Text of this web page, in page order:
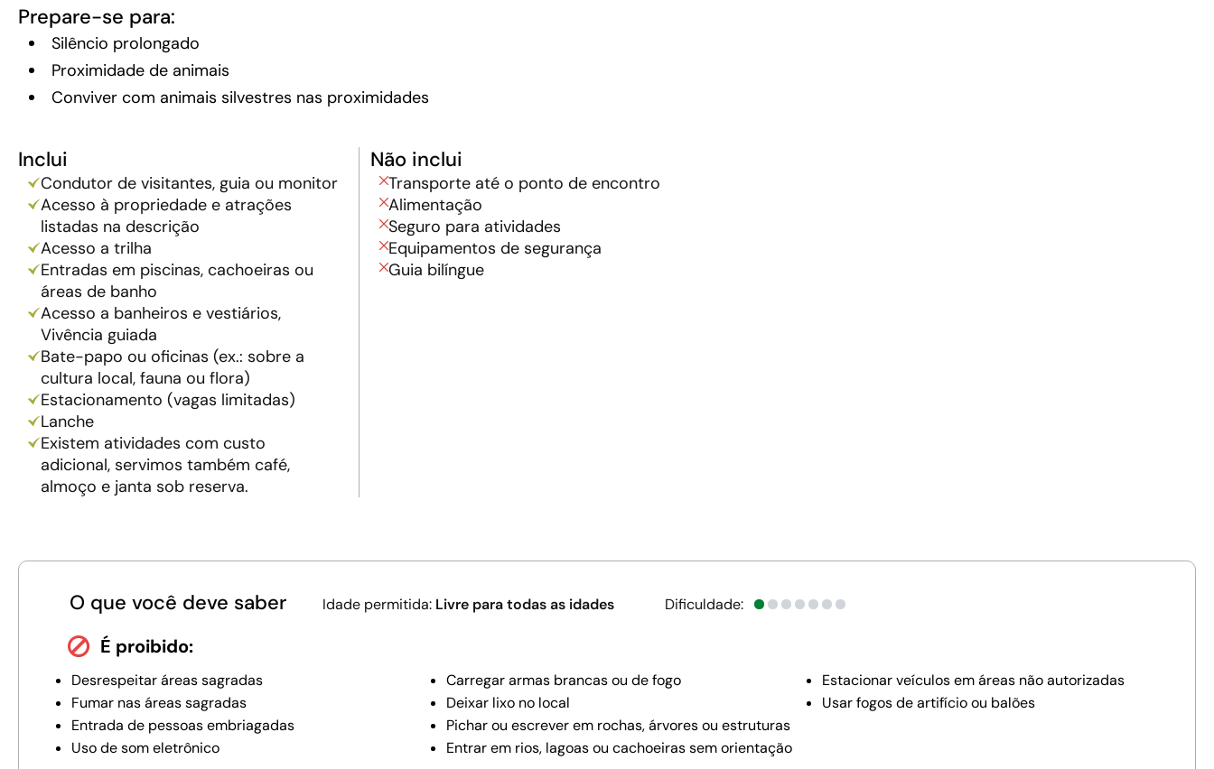
Prepare-se para:
Silêncio prolongado
Proximidade de animais
Conviver com animais silvestres nas proximidades
Inclui
Condutor de visitantes, guia ou monitor
Acesso à propriedade e atrações
listadas na descrição
Acesso a trilha
Entradas em piscinas, cachoeiras ou
áreas de banho
Acesso a banheiros e vestiários,
Vivência guiada
Bate-papo ou oficinas (ex.: sobre a
cultura local, fauna ou flora)
Estacionamento (vagas limitadas)
Lanche
Existem atividades com custo
adicional, servimos também café,
almoço e janta sob reserva.
Não inclui
Transporte até o ponto de encontro
Alimentação
Seguro para atividades
Equipamentos de segurança
Guia bilíngue
O que você deve saber Idade permitida: Livre para todas as idades Dificuldade:
É proibido:
Desrespeitar áreas sagradas
Fumar nas áreas sagradas
Entrada de pessoas embriagadas
Uso de som eletrônico
Carregar armas brancas ou de fogo
Deixar lixo no local
Pichar ou escrever em rochas, árvores ou estruturas
Entrar em rios, lagoas ou cachoeiras sem orientação
Estacionar veículos em áreas não autorizadas
Usar fogos de artifício ou balões